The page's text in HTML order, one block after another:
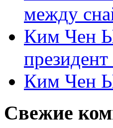
между
Ким Чен
Ким Чен
Свежие